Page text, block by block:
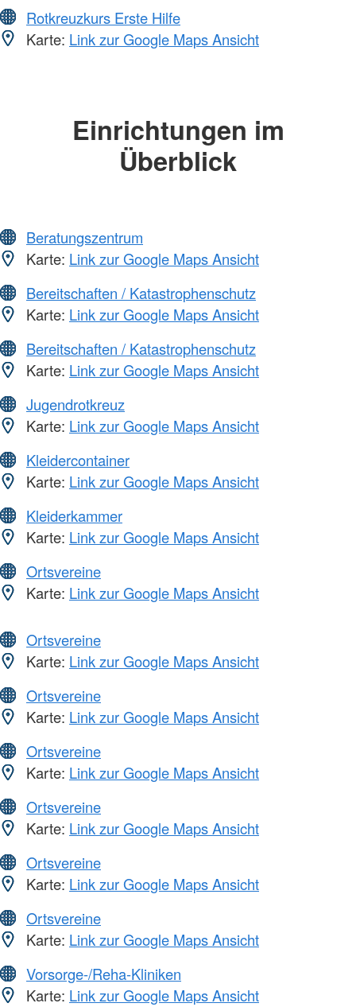
Rotkreuzkurs Erste Hilfe
Karte: Link zur Google Maps Ansicht
Einrichtungen im
Überblick
Beratungszentrum
Karte: Link zur Google Maps Ansicht
Bereitschaften / Katastrophenschutz
Karte: Link zur Google Maps Ansicht
Bereitschaften / Katastrophenschutz
Karte: Link zur Google Maps Ansicht
Jugendrotkreuz
Karte: Link zur Google Maps Ansicht
Kleidercontainer
Karte: Link zur Google Maps Ansicht
Kleiderkammer
Karte: Link zur Google Maps Ansicht
Ortsvereine
Karte: Link zur Google Maps Ansicht
Ortsvereine
Karte: Link zur Google Maps Ansicht
Ortsvereine
Karte: Link zur Google Maps Ansicht
Ortsvereine
Karte: Link zur Google Maps Ansicht
Ortsvereine
Karte: Link zur Google Maps Ansicht
Ortsvereine
Karte: Link zur Google Maps Ansicht
Ortsvereine
Karte: Link zur Google Maps Ansicht
Vorsorge-/Reha-Kliniken
Karte: Link zur Google Maps Ansicht